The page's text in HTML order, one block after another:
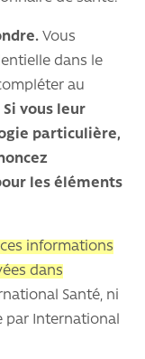
Vous
dans le
au
Si vous leur
particulière,
les éléments
ces informations
dans
Santé, ni
par International